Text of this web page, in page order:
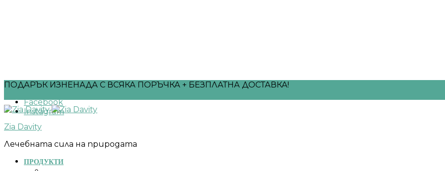
ПОДАРЪК ИЗНЕНАДА С ВСЯКА ПОРЪЧКА + БЕЗПЛАТНА ДОСТАВКА!
Facebook
Instagram
Zia Davity
Лечебната сила на природата
ПРОДУКТИ